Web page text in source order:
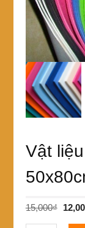
Vật
15,000₫
Giá